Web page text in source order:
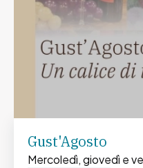
Gust'Agosto
Mercoledì, giovedì e